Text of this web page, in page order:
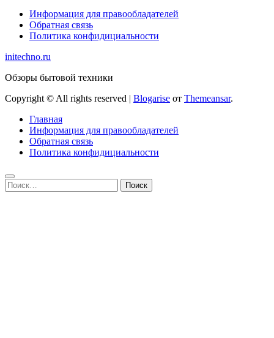
Информация для правообладателей
Обратная связь
Политика конфидициальности
initechno.ru
Обзоры бытовой техники
Copyright © All rights reserved | Blogarise от Themeansar.
Главная
Информация для правообладателей
Обратная связь
Политика конфидициальности
Найти: